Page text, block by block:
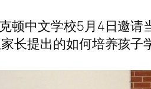
顿中文学校5月4日邀
长提出的如何培养孩